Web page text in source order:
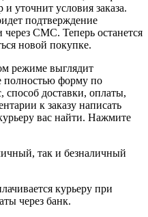
уточнит условия заказа.
подтверждение
СМС. Теперь останется
новой покупке.
режиме выглядит
полностью форму по
способ доставки, оплаты,
к заказу написать
вас найти. Нажмите
так и безналичный
курьеру при
через банк.